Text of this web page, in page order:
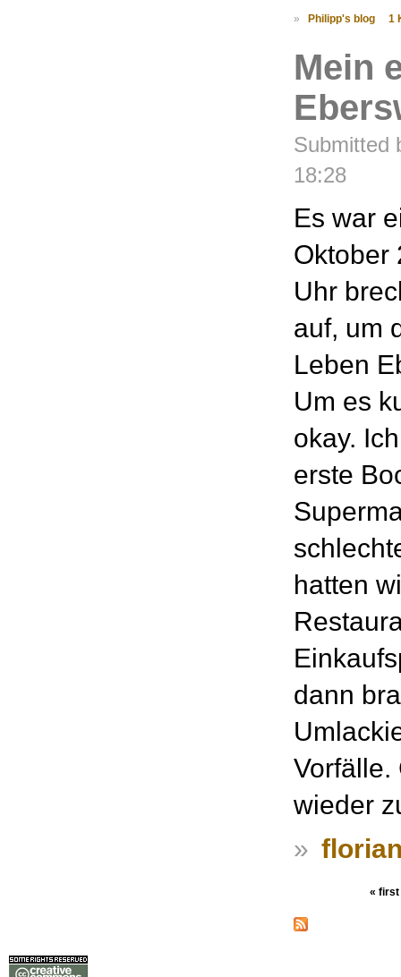
» Philipp's blog 1
Mein
Submitted
18:28
Es war
Oktober
Uhr
auf, um
Leben
Um es
okay.
erste
hatten
dann
Vorfälle.
wieder
»
« first